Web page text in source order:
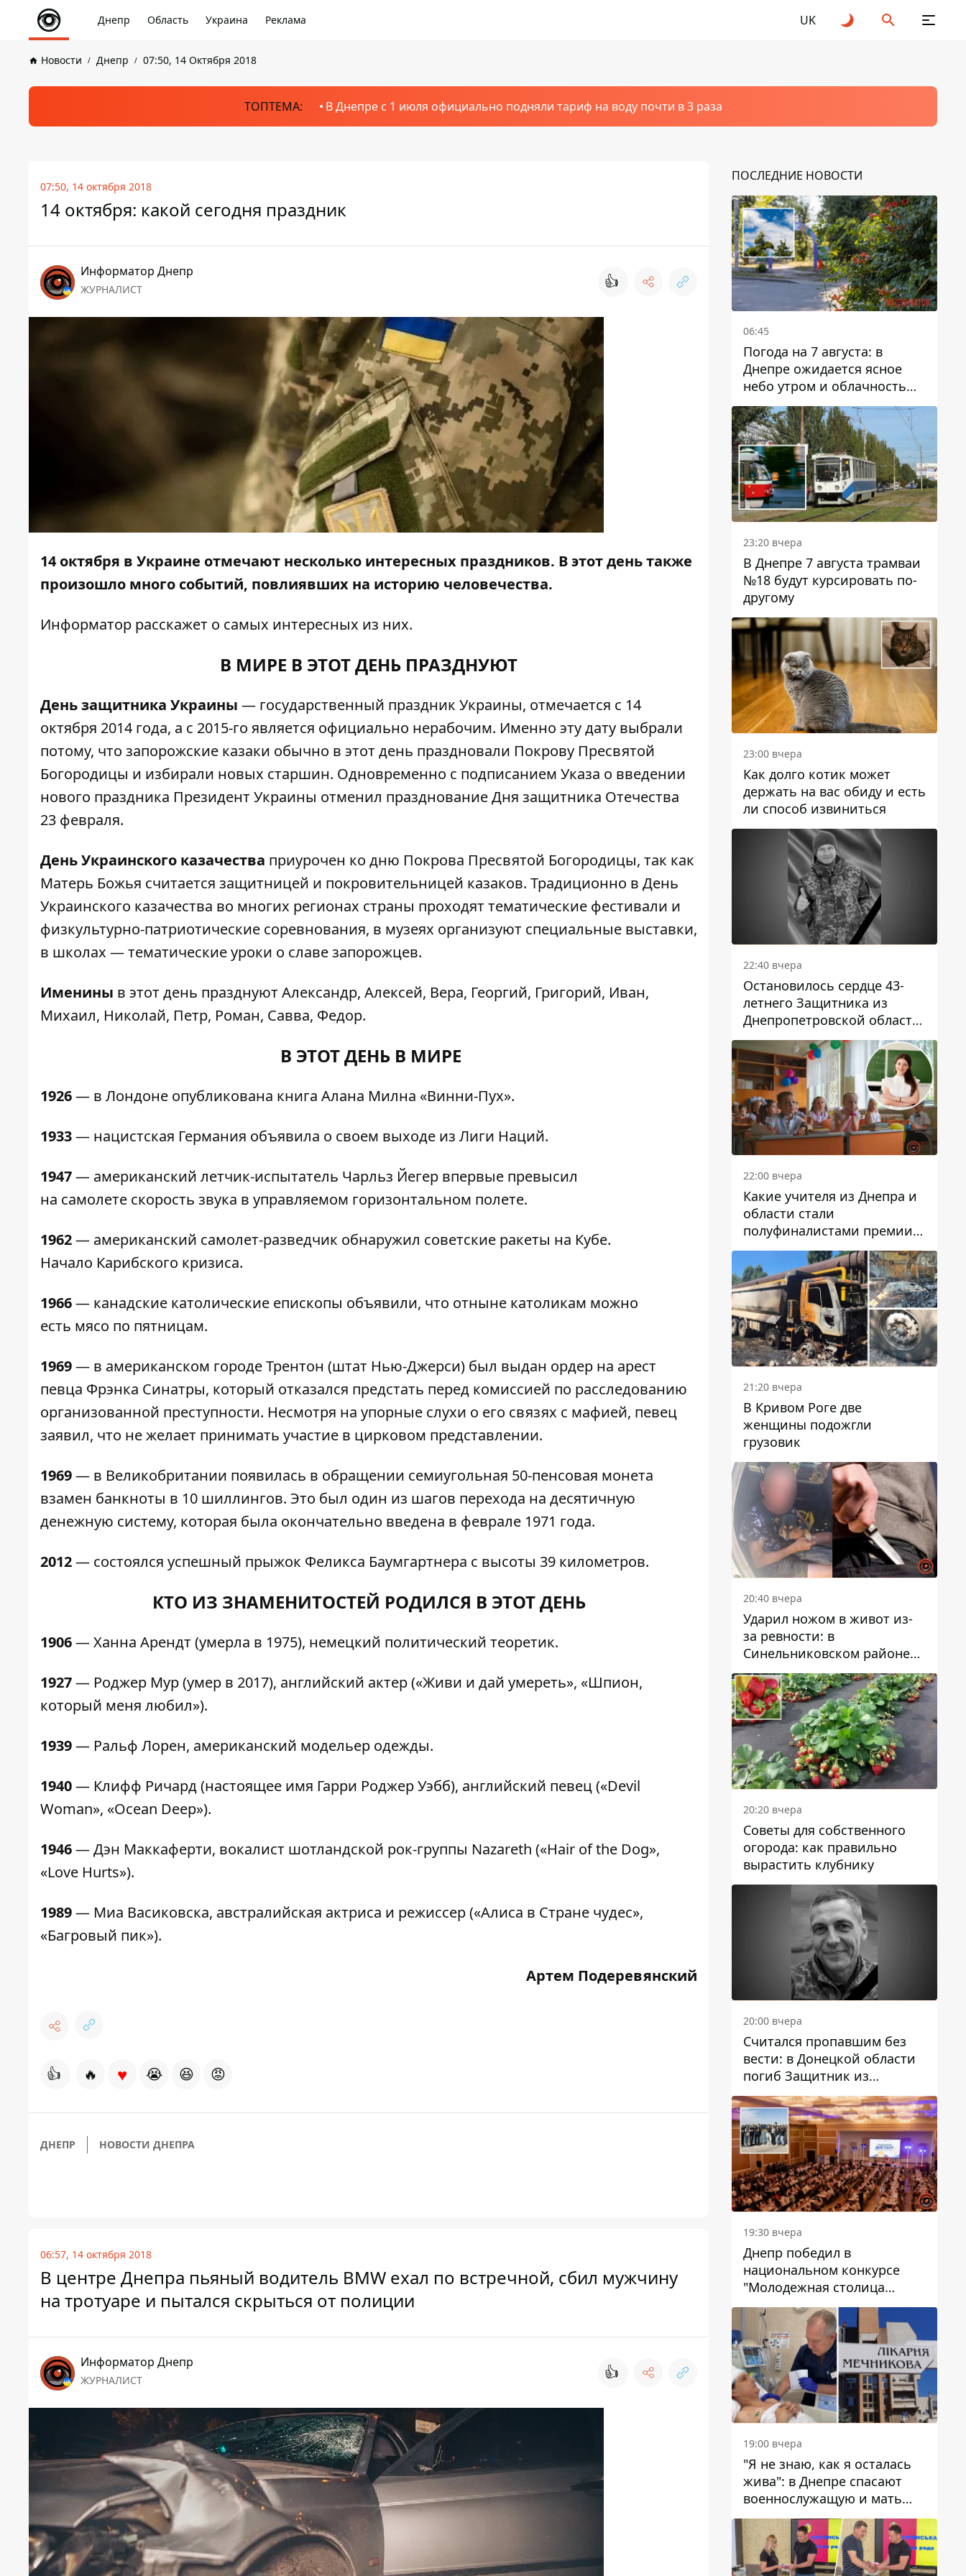
Днепр Область Украина Реклама UK
Новости Днепр 07:50, 14 Октября 2018
ТОПТЕМА: В Днепре с 1 июля официально подняли тариф на воду почти в 3 раза
07:50, 14 октября 2018
14 октября: какой сегодня праздник
Информатор Днепр
ЖУРНАЛИСТ 👍
14 октября в Украине отмечают несколько интересных праздников. В этот день также
произошло много событий, повлиявших на историю человечества.
Информатор расскажет о самых интересных из них.
В МИРЕ В ЭТОТ ДЕНЬ ПРАЗДНУЮТ
День защитника Украины — государственный праздник Украины, отмечается с 14
октября 2014 года, а с 2015-го является официально нерабочим. Именно эту дату выбрали
потому, что запорожские казаки обычно в этот день праздновали Покрову Пресвятой
Богородицы и избирали новых старшин. Одновременно с подписанием Указа о введении
нового праздника Президент Украины отменил празднование Дня защитника Отечества
23 февраля.
День Украинского казачества приурочен ко дню Покрова Пресвятой Богородицы, так как
Матерь Божья считается защитницей и покровительницей казаков. Традиционно в День
Украинского казачества во многих регионах страны проходят тематические фестивали и
физкультурно-патриотические соревнования, в музеях организуют специальные выставки,
в школах — тематические уроки о славе запорожцев.
Именины в этот день празднуют Александр, Алексей, Вера, Георгий, Григорий, Иван,
Михаил, Николай, Петр, Роман, Савва, Федор.
В ЭТОТ ДЕНЬ В МИРЕ
1926— в Лондоне опубликована книга Алана Милна «Винни-Пух».
1933— нацистская Германия объявила о своем выходе из Лиги Наций.
1947— американский летчик-испытатель Чарльз Йегер впервые превысил
на самолете скорость звука в управляемом горизонтальном полете.
1962— американский самолет-разведчик обнаружил советские ракеты на Кубе.
Начало Карибского кризиса.
1966— канадские католические епископы объявили, что отныне католикам можно
есть мясо по пятницам.
1969— в американском городе Трентон (штат Нью-Джерси) был выдан ордер на арест
певца Фрэнка Синатры, который отказался предстать перед комиссией по расследованию
организованной преступности. Несмотря на упорные слухи о его связях с мафией, певец
заявил, что не желает принимать участие в цирковом представлении.
1969— в Великобритании появилась в обращении семиугольная 50-пенсовая монета
взамен банкноты в 10 шиллингов. Это был один из шагов перехода на десятичную
денежную систему, которая была окончательно введена в феврале 1971 года.
2012— состоялся успешный прыжок Феликса Баумгартнера с высоты 39 километров.
КТО ИЗ ЗНАМЕНИТОСТЕЙ РОДИЛСЯ В ЭТОТ ДЕНЬ
1906— Ханна Арендт (умерла в 1975), немецкий политический теоретик.
1927— Роджер Мур (умер в 2017), английский актер («Живи и дай умереть», «Шпион,
который меня любил»).
1939— Ральф Лорен, американский модельер одежды.
1940— Клифф Ричард (настоящее имя Гарри Роджер Уэбб), английский певец («Devil
Woman», «Ocean Deep»).
1946— Дэн Маккаферти, вокалист шотландской рок-группы Nazareth («Hair of the Dog»,
«Love Hurts»).
1989— Миа Васиковска, австралийская актриса и режиссер («Алиса в Стране чудес»,
«Багровый пик»).
Артем Подеревянский
👍 🔥 ♥ 😭 😆 😡
ДНЕПР НОВОСТИ ДНЕПРА
06:57, 14 октября 2018
В центре Днепра пьяный водитель BMW ехал по встречной, сбил мужчину
на тротуаре и пытался скрыться от полиции
Информатор Днепр
ЖУРНАЛИСТ 👍
ПОСЛЕДНИЕ НОВОСТИ
06:45
Погода на 7 августа: в
Днепре ожидается ясное
небо утром и облачность
после обеда
23:20 вчера
В Днепре 7 августа трамваи
№18 будут курсировать по-
другому
23:00 вчера
Как долго котик может
держать на вас обиду и есть
ли способ извиниться
22:40 вчера
Остановилось сердце 43-
летнего Защитника из
Днепропетровской области
Евгения Зинченко
22:00 вчера
Какие учителя из Днепра и
области стали
полуфиналистами премии
Global Teacher Prize Ukraine
2026
21:20 вчера
В Кривом Роге две
женщины подожгли
грузовик
20:40 вчера
Ударил ножом в живот из-
за ревности: в
Синельниковском районе
задержали 49-летнего
мужчину за убийство
20:20 вчера
Советы для собственного
огорода: как правильно
вырастить клубнику
20:00 вчера
Считался пропавшим без
вести: в Донецкой области
погиб Защитник из
Каменского Антон
Красовский
19:30 вчера
Днепр победил в
национальном конкурсе
"Молодежная столица
Украины – 2026"
19:00 вчера
"Я не знаю, как я осталась
жива": в Днепре спасают
военнослужащую и мать
четверых детей, которую
ранил КАБ